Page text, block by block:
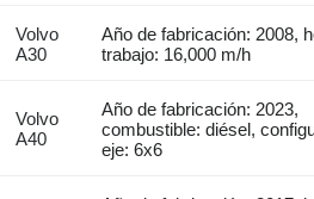
Volvo
A30
Año de fabricación: 2008,
trabajo: 16,000 m/h
Volvo
A40
Año de fabricación: 2023,
combustible: diésel,
eje: 6x6